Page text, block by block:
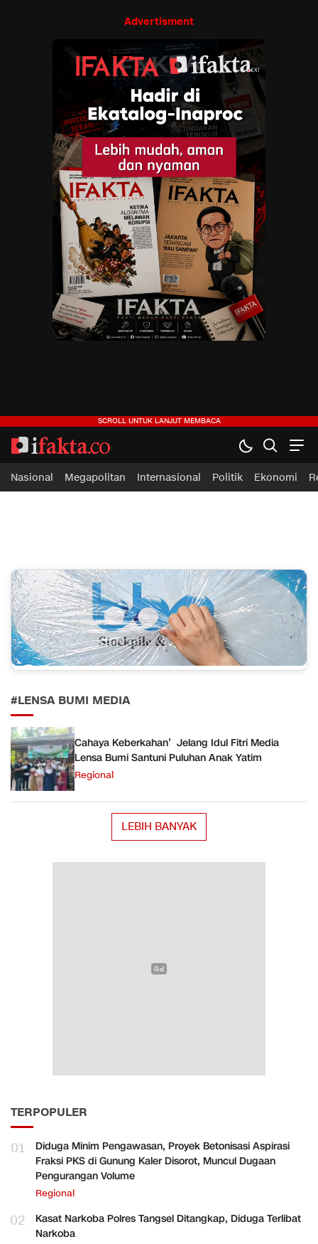
Advertisment
ifakta.co
#pastibenar
Nasional Megapolitan Internasional Politik Ekonomi
#LENSA BUMI MEDIA
Cahaya Keberkahan’ Jelang Idul Fitri Media
Lensa Bumi Santuni Puluhan Anak Yatim
Regional
LEBIH BANYAK
TERPOPULER
01
Diduga Minim Pengawasan, Proyek Betonisasi Aspirasi
Fraksi PKS di Gunung Kaler Disorot, Muncul Dugaan
Pengurangan Volume
Regional
02
Kasat Narkoba Polres Tangsel Ditangkap, Diduga Terlibat
Narkoba